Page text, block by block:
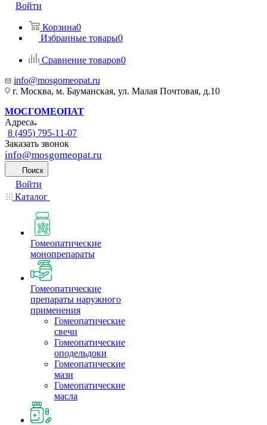
Войти
Корзина0
Избранные товары0
Сравнение товаров0
info@mosgomeopat.ru
г. Москва, м. Бауманская, ул. Малая Почтовая, д.10
МОСГОМЕОПАТ
Адреса
8 (495) 795-11-07
Заказать звонок
info@mosgomeopat.ru
Поиск
Войти
Каталог
Гомеопатические
монопрепараты
Гомеопатические
препараты наружного
применения
Гомеопатические
свечи
Гомеопатические
оподельдоки
Гомеопатические
мази
Гомеопатические
масла